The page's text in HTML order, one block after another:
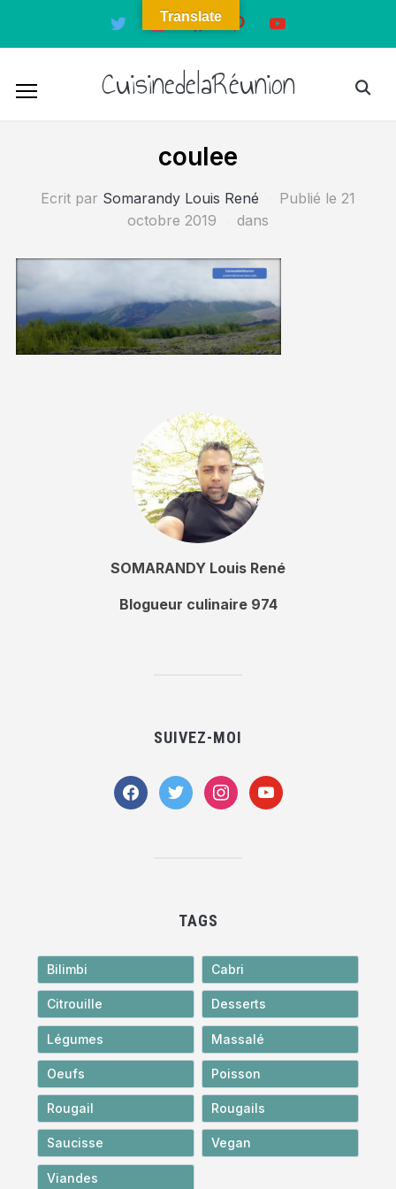
twitter instagramfacebookpinterestyoutube
CuisinedelaRéunion
coulee
Ecrit par Somarandy Louis René Publié le 21
octobre 2019
dans
SOMARANDY Louis René
Blogueur culinaire 974
SUIVEZ-MOI
facebooktwitter instagramyoutube
TAGS
Bilimbi Cabri
Citrouille Desserts
Légumes Massalé
Oeufs Poisson
Rougail Rougails
Saucisse Vegan
Viandes
Translate